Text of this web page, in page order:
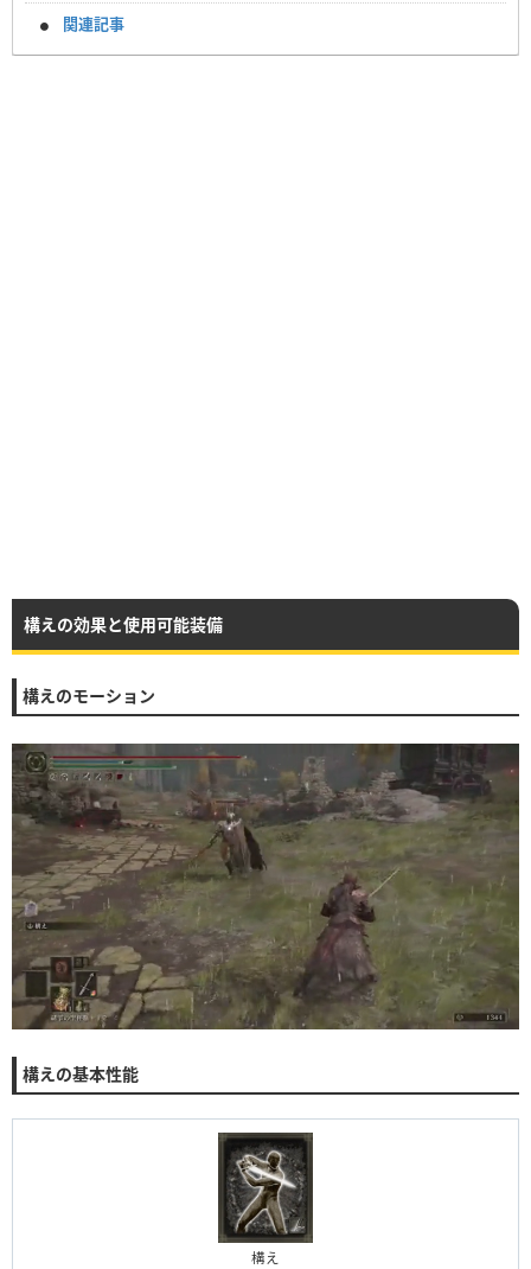
関連記事
構えの効果と使用可能装備
構えのモーション
構えの基本性能
構え